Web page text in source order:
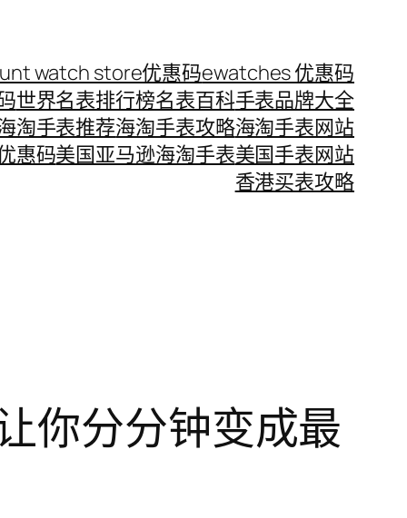
watch store优惠码ewatches 优惠码
世界名表排行榜名表百科手表品牌大全
淘手表推荐海淘手表攻略海淘手表网站
惠码美国亚马逊海淘手表美国手表网站
香港买表攻略
你分分钟变成最